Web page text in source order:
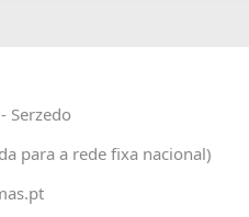
Serzedo
para a rede fixa nacional)